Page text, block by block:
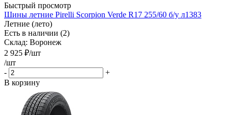
Быстрый просмотр
Шины летние Pirelli Scorpion Verde R17 255/60 б/у л1383
Летние (лето)
Есть в наличии (2)
Склад: Воронеж
2 925 ₽/шт
/шт
-
+
В корзину